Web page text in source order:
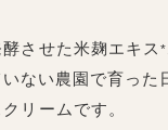
させた米麹エキス
ない農園で育った
リームです。